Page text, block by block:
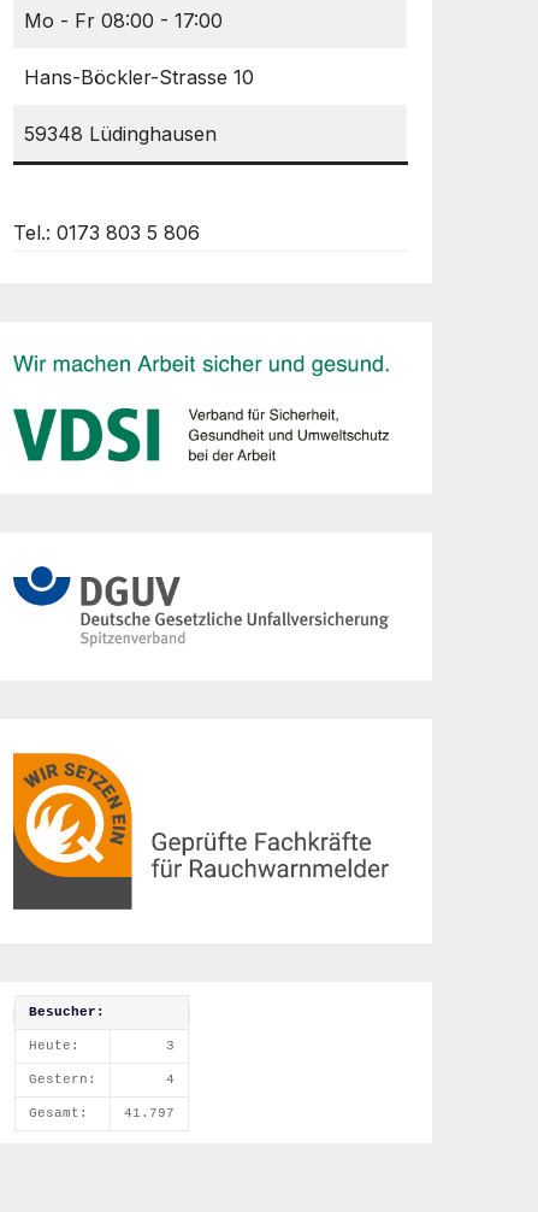
Mo - Fr 08:00 - 17:00
Hans-Böckler-Strasse 10
59348 Lüdinghausen
Tel.: 0173 803 5 806
Besucher:
Heute: 3
Gestern: 4
Gesamt: 41.797